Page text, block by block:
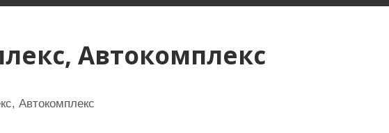
Автокомплекс
Автокомплекс